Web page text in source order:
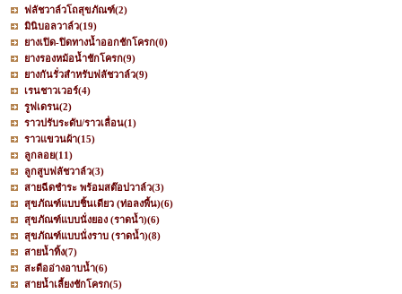
ฟลัชวาล์วโถสุขภัณฑ์(2)
มินิบอลวาล์ว(19)
ยางเปิด-ปิดทางน้ำออกชักโครก(0)
ยางรองหม้อน้ำชักโครก(9)
ยางกันรั่วสำหรับฟลัชวาล์ว(9)
เรนชาวเวอร์(4)
รูฟเดรน(2)
ราวปรับระดับ/ราวเลื่อน(1)
ราวแขวนผ้า(15)
ลูกลอย(11)
ลูกสูบฟลัชวาล์ว(3)
สายฉีดชำระ พร้อมสต๊อปวาล์ว(3)
สุขภัณฑ์แบบชิ้นเดียว (ท่อลงพื้น)(6)
สุขภัณฑ์แบบนั่งยอง (ราดน้ำ)(6)
สุขภัณฑ์แบบนั่งราบ (ราดน้ำ)(8)
สายน้ำทิ้ง(7)
สะดืออ่างอาบน้ำ(6)
สายน้ำเลี้ยงชักโครก(5)